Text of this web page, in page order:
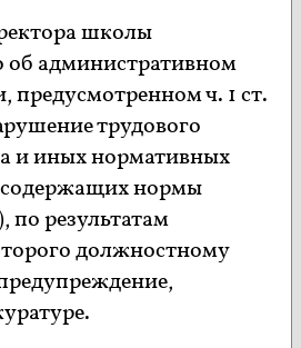
школы
об административном
ч. 1 ст.
трудового
и иных нормативных
содержащих нормы
по результатам
должностному